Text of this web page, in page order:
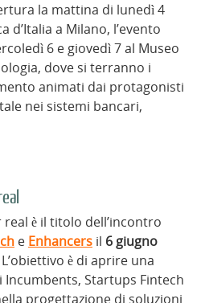
la mattina di lunedì 4
d’Italia a Milano, l’evento
6 e giovedì 7 al Museo
dove si terranno i
animati dai protagonisti
nei sistemi bancari,
è il titolo dell’incontro
e Enhancers il 6 giugno
è di aprire una
Incumbents, Startups Fintech
progettazione di soluzioni